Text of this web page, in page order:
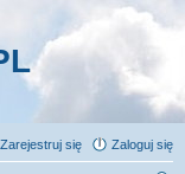
Zaloguj się
Zarejestruj się